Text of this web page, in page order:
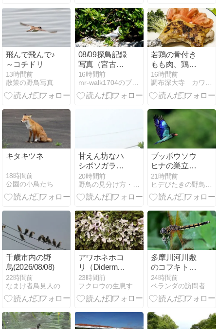
飛んで飛んで♪
～コチドリ
13時間前
散策の野鳥写真
08/09探鳥記録
写真（宮古
島-9：ベニア
ジサシ、）
16時間前
mr-walk1704のブログ
若鶏の骨付き
もも肉、鶏め
し
16時間前
調布深大寺 カワセミだるまとNEM！！！
キタキツネ
18時間前
公園の小鳥たち
甘えん坊なハ
シボソガラス
の幼鳥と子煩
悩な両親｜巣
立ちから1か
育て
20時間前
ブッポウソウ
ヒナの巣立ち
直前 アカショ
ウビン／岡山
県
21時間前
千歳市内の野
鳥(2026/08/08)
22時間前
なまけ者鳥見人の観察日誌
アワホネホコ
リ（Diderma
spumarioides）
の変形体/子実
体とナバホネ
hemisphaericum）
23時間前
多摩川河川敷
のコフキトン
ボ トンボ 210
24時間前
ベランダの訪問者たち